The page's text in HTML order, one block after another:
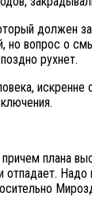
должен
но вопрос о
рухнет.